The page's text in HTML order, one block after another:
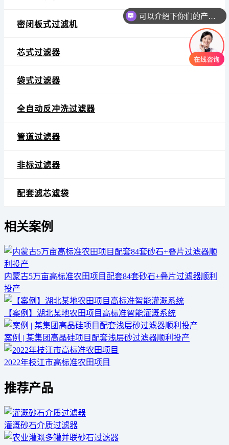
密闭板式过滤机
芯式过滤器
袋式过滤器
全自动反冲洗过滤器
管道过滤器
非标过滤器
配套滤芯滤袋
相关案例
内蒙古5万亩高标准农田项目配套84套砂石+叠片过滤器顺利
投产
【案例】湖北某地农田项目高标准智能灌溉系统
案例 | 某集团高晶硅项目配套浅层砂过滤器顺利投产
2022年枝江市高标准农田项目
推荐产品
灌溉砂石介质过滤器